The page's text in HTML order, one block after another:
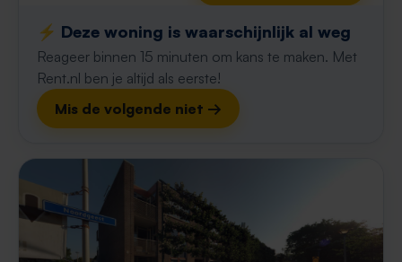
⚡️ Deze woning is waarschijnlijk al weg
Reageer binnen 15 minuten om kans te maken. Met
Rent.nl ben je altijd als eerste!
Mis de volgende niet →